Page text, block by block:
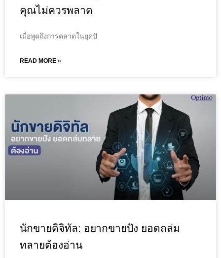
คุณไม่ควรพลาด
เมื่อพูดถึงการตลาดในยุคปั
READ MORE »
นักขายดิจิทัล: อยากขายปัง ยอดถล่ม
ทลายต้องอ่าน